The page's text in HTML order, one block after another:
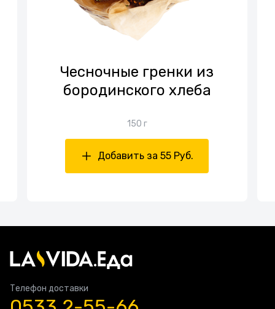
Чесночные гренки из
бородинского хлеба
150 г
Добавить за 55 Руб.
Телефон доставки